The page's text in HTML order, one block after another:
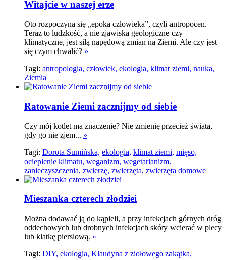
Witajcie w naszej erze
Oto rozpoczyna się „epoka człowieka”, czyli antropocen.
Teraz to ludzkość, a nie zjawiska geologiczne czy
klimatyczne, jest siłą napędową zmian na Ziemi. Ale czy jest
się czym chwalić? »
Tagi: antropologia, człowiek, ekologia, klimat ziemi, nauka,
Ziemia
Ratowanie Ziemi zacznijmy od siebie
Czy mój kotlet ma znaczenie? Nie zmienię przecież świata,
gdy go nie zjem... »
Tagi: Dorota Sumińska, ekologia, klimat ziemi, mięso,
ocieplenie klimatu, weganizm, wegetarianizm,
zanieczyszczenia, zwierzę, zwierzęta, zwierzęta domowe
Mieszanka czterech złodziei
Można dodawać ją do kąpieli, a przy infekcjach górnych dróg
oddechowych lub drobnych infekcjach skóry wcierać w plecy
lub klatkę piersiową. »
Tagi: DIY, ekologia, Klaudyna z ziołowego zakątka,